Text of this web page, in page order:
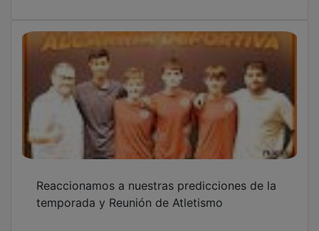
Reaccionamos a nuestras predicciones de la
temporada y Reunión de Atletismo